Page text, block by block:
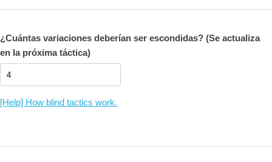
¿Cuántas variaciones deberían ser escondidas? (Se actualiza
en la próxima táctica)
[Help] How blind tactics work.